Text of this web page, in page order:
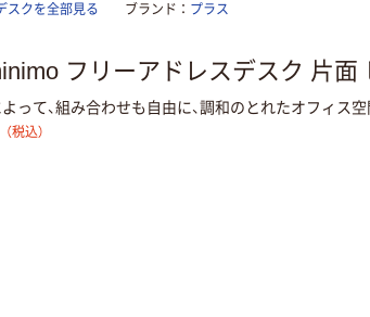
スクを全部見る ブランド プラス
フリーアドレスデスク 片
て、組み合わせも自由に、調和のとれたオフィス空
（税込）